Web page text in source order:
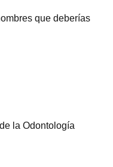
que deberías
la Odontología